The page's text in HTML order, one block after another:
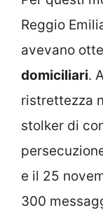
Reggio
avevano
domiciliari.
ristrettezza
stolker di
e il 25
300